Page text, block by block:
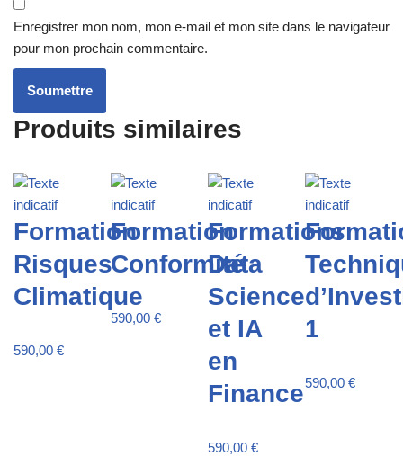
Enregistrer mon nom, mon e-mail et mon site dans le navigateur
pour mon prochain commentaire.
Produits similaires
Formation
Risques
Climatique
590,00 €
Formation
Conformité
590,00€
Formations
Data
Science
et IA
en
Finance
590,00€
1
590,00€